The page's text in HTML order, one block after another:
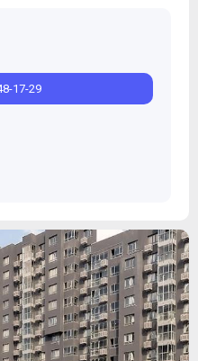
17-29